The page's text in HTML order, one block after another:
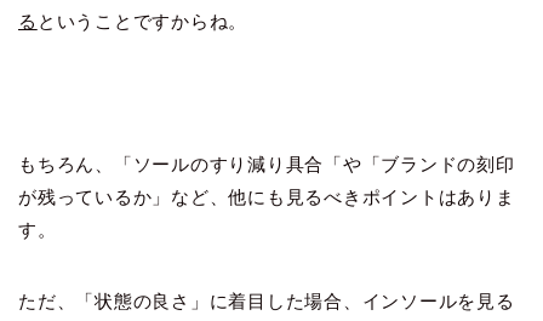
る ということですからね。
もちろん、「ソールのすり減り具合「や「ブランドの刻印
が残っているか」など、他にも見るべきポイントはありま
す。
ただ、「状態の良さ」に着目した場合、インソールを見る